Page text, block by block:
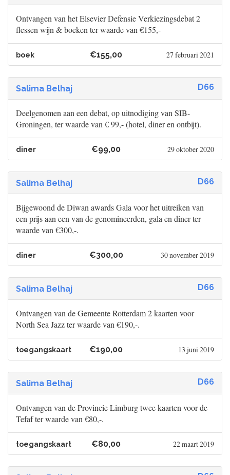
Ontvangen van het Elsevier Defensie Verkiezingsdebat 2
flessen wijn & boeken ter waarde van €155,-
boek €155,00 27 februari 2021
Salima Belhaj D66
Deelgenomen aan een debat, op uitnodiging van SIB-
Groningen, ter waarde van € 99,- (hotel, diner en ontbijt).
diner €99,00 29 oktober 2020
Salima Belhaj D66
Bijgewoond de Diwan awards Gala voor het uitreiken van
een prijs aan een van de genomineerden, gala en diner ter
waarde van €300,-.
diner €300,00 30 november 2019
Salima Belhaj D66
Ontvangen van de Gemeente Rotterdam 2 kaarten voor
North Sea Jazz ter waarde van €190,-.
toegangskaart €190,00 13 juni 2019
Salima Belhaj D66
Ontvangen van de Provincie Limburg twee kaarten voor de
Tefaf ter waarde van €80,-.
toegangskaart €80,00 22 maart 2019